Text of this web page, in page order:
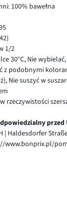
100% bawełna
1/2
30°C, Nie
z podobnymi
Nie suszyć w
rzeczywistości
przed
| Haldesdorfer
www.bonprix.pl/